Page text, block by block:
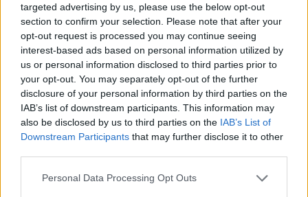
targeted advertising by us, please use the below opt-out
section to confirm your selection. Please note that after your
opt-out request is processed you may continue seeing
interest-based ads based on personal information utilized by
us or personal information disclosed to third parties prior to
your opt-out. You may separately opt-out of the further
disclosure of your personal information by third parties on the
IAB’s list of downstream participants. This information may
also be disclosed by us to third parties on the IAB’s List of
Downstream Participants that may further disclose it to other
Please note that this website/app uses one or more Google
Personal Data Processing Opt Outs
Francesco Guccini: la Rai ricorda il grande cantautore
con programmi dedicati
NEWS